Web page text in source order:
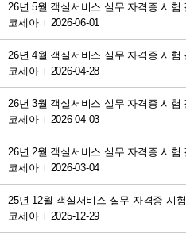
26년 5월 객실서비스 실무 자격증 시험
코세아
2026-06-01
26년 4월 객실서비스 실무 자격증 시험
코세아
2026-04-28
26년 3월 객실서비스 실무 자격증 시험
코세아
2026-04-03
26년 2월 객실서비스 실무 자격증 시험
코세아
2026-03-04
25년 12월 객실서비스 실무 자격증 시
코세아
2025-12-29